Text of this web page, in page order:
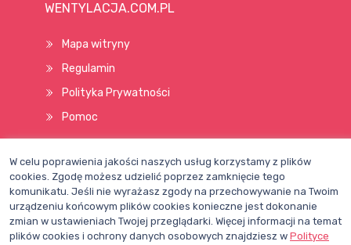
WENTYLACJA.COM.PL
Mapa witryny
Regulamin
Polityka Prywatności
Pomoc
Wszelkie prawa zastrzeżone © 1998–2026
W celu poprawienia jakości naszych usług korzystamy z plików
cookies. Zgodę możesz udzielić poprzez zamknięcie tego
komunikatu. Jeśli nie wyrażasz zgody na przechowywanie na Twoim
urządzeniu końcowym plików cookies konieczne jest dokonanie
zmian w ustawieniach Twojej przeglądarki. Więcej informacji na temat
plików cookies i ochrony danych osobowych znajdziesz w Polityce